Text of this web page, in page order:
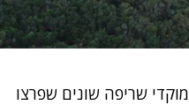
אתמול פעלו כוחות כיבוי ב-10 מוקדי שריפה שונים שפרצו